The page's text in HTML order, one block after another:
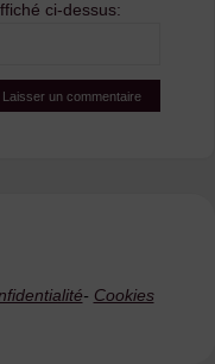
ci-dessus:
- Cookies